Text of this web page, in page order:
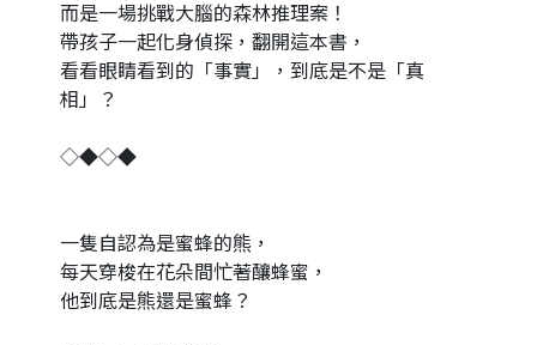
而是一場挑戰大腦的森林推理案！
帶孩子一起化身偵探，翻開這本書，
看看眼睛看到的「事實」，到底是不是「真
相」？
◇◆◇◆
一隻自認為是蜜蜂的熊，
每天穿梭在花朵間忙著釀蜂蜜，
他到底是熊還是蜜蜂？